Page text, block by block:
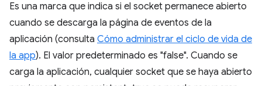
Es una marca que indica si el socket permanece abierto
cuando se descarga la página de eventos de la
aplicación (consulta Cómo administrar el ciclo de vida de
la app). El valor predeterminado es "false". Cuando se
carga la aplicación, cualquier socket que se haya abierto